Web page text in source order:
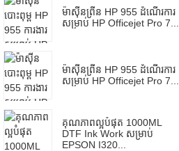
ម៉ាស៊ីនព្រីន HP 955 ដំណើរការ
សម្រាប់ HP Officejet Pro 7...
ម៉ាស៊ីនព្រីន HP 955 ដំណើរការ
សម្រាប់ HP Officejet Pro 7...
គុណភាពល្អបំផុត 1000ML
DTF Ink Work សម្រាប់
EPSON I320...